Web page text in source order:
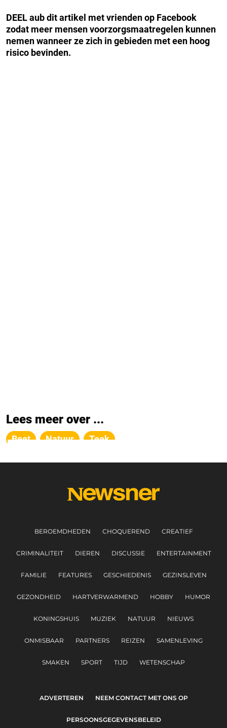
DEEL aub dit artikel met vrienden op Facebook
zodat meer mensen voorzorgsmaatregelen kunnen
nemen wanneer ze zich in gebieden met een hoog
risico bevinden.
Lees meer over ...
Beet Natuur Teek
BEROEMDHEDEN CHOQUEREND CREATIEF
CRIMINALITEIT DIEREN DISCUSSIE ENTERTAINMENT
FAMILIE FEATURES GESCHIEDENIS GEZINSLEVEN
GEZONDHEID HARTVERWARMEND HOBBY HUMOR
KONINGSHUIS MUZIEK NATUUR NIEUWS
ONMISBAAR PARTNERS REIZEN SAMENLEVING
SMAKEN SPORT TIJD WETENSCHAP
ADVERTEREN NEEM CONTACT MET ONS OP
PERSOONSGEGEVENSBELEID